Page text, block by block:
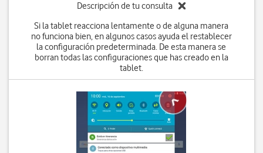
Descripción de tu consulta
Si la tablet reacciona lentamente o de alguna manera
no funciona bien, en algunos casos ayuda el restablecer
la configuración predeterminada. De esta manera se
borran todas las configuraciones que has creado en la
tablet.